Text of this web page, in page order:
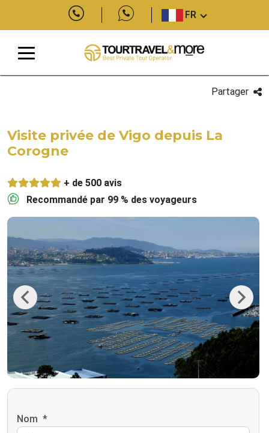
FR
Partager
Visite privée de Vigo depuis La
Corogne
+ de 500 avis
Recommandé par 99 % des voyageurs
Previous Next
Nom *